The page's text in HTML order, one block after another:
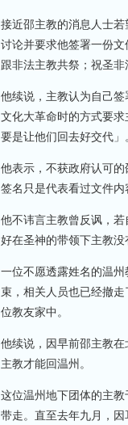
接近邵主教的消息人士
讨论并要求他签署一份
跟非法主教共祭；祝圣非
他续说，主教认为自己
文化大革命时的方式要
要是让他们回去好交代」
他表示，不获政府认可
签名只是代表看过文件内
他不讳言主教曾反讽，
好在圣神的带领下主教没
一位不愿透露姓名的温
束，相关人员也已经撤
位教友家中。
他续说，因早前邵主教
主教才能回温州。
这位温州地下团体的主
带走。直至去年九月，